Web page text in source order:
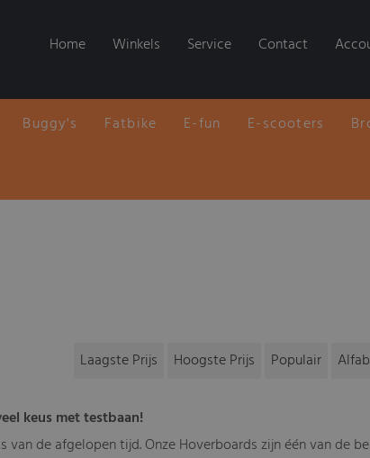
Home Winkels Service Contact
Buggy's Fatbike E-fun E-scooters
Laagste Prijs Hoogste Prijs Populair
keus met testbaan!
de afgelopen tijd. Onze Hoverboards zijn één van de